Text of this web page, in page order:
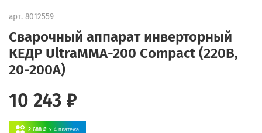
арт. 8012559
Сварочный аппарат инверторный
КЕДР UltraMMA-200 Compact (220В,
20-200А)
10 243 ₽
2 688 ₽ x 4 платежа